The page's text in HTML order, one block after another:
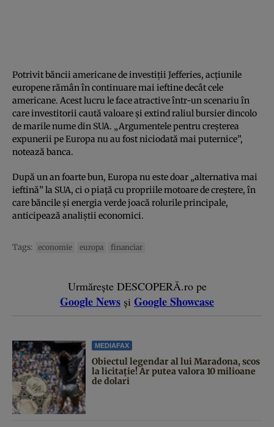
Potrivit băncii americane de investiții Jefferies, acțiunile
europene rămân în continuare mai ieftine decât cele
americane. Acest lucru le face atractive într-un scenariu în
care investitorii caută valoare și extind raliul bursier dincolo
de marile nume din SUA. „Argumentele pentru creșterea
expunerii pe Europa nu au fost niciodată mai puternice”,
notează banca.
După un an foarte bun, Europa nu este doar „alternativa mai
ieftină” la SUA, ci o piață cu propriile motoare de creștere, în
care băncile și energia verde joacă rolurile principale,
anticipează analiștii economici.
Tags: economie europa financiar
Urmărește DESCOPERĂ.ro pe
Google News și Google Showcase
MEDIAFAX
Obiectul legendar al lui Maradona, scos
la licitație! Ar putea valora 10 milioane
de dolari